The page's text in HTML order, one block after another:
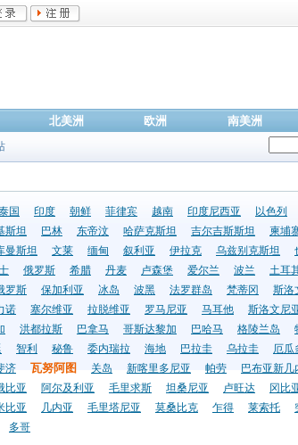
北美洲 欧洲 南美洲
国 印度 朝鲜 菲律宾 越南 印度尼西亚 以色列
斯坦 巴林 东帝汶 哈萨克斯坦 吉尔吉斯斯坦 柬埔
曼斯坦 文莱 缅甸 叙利亚 伊拉克 乌兹别克斯坦
俄罗斯 希腊 丹麦 卢森堡 爱尔兰 波兰 土耳
罗斯 保加利亚 冰岛 波黑 法罗群岛 梵蒂冈 斯洛
诺 塞尔维亚 拉脱维亚 罗马尼亚 马耳他 斯洛文尼
洪都拉斯 巴拿马 哥斯达黎加 巴哈马 格陵兰岛
智利 秘鲁 委内瑞拉 海地 巴拉圭 乌拉圭 厄瓜
济 瓦努阿图 关岛 新喀里多尼亚 帕劳 巴布亚新几
比亚 阿尔及利亚 毛里求斯 坦桑尼亚 卢旺达 冈比
比亚 几内亚 毛里塔尼亚 莫桑比克 乍得 莱索托
多哥